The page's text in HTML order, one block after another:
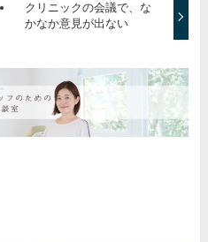
クリニックの会議で、な
かなか意見が出ない